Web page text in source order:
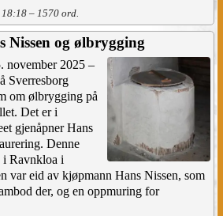
– 1570 ord.
Nissen og ølbrygging
november 2025 –
Sverresborg
om ølbrygging på
Det er i
gjenåpner Hans
Denne
i Ravnkloa i
var eid av kjøpmann Hans Nissen, som
der, og en oppmuring for